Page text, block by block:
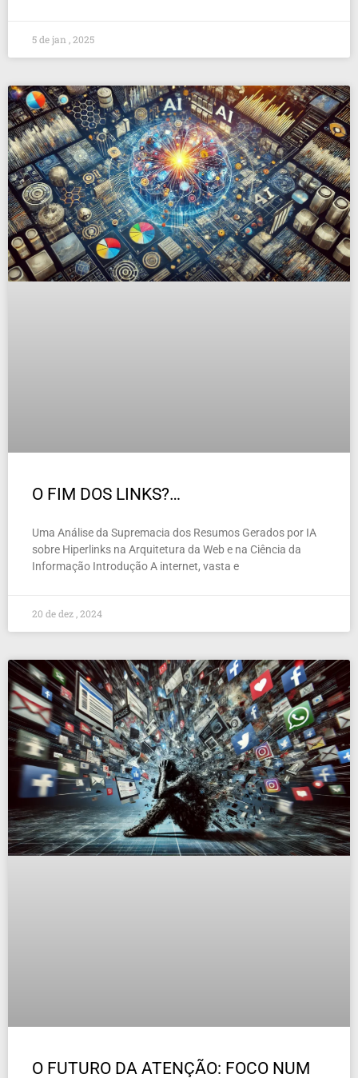
5 de jan , 2025
O FIM DOS LINKS?…
Uma Análise da Supremacia dos Resumos Gerados por IA
sobre Hiperlinks na Arquitetura da Web e na Ciência da
Informação Introdução A internet, vasta e
20 de dez , 2024
O FUTURO DA ATENÇÃO: FOCO NUM